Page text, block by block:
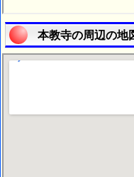
本教寺の周辺の地